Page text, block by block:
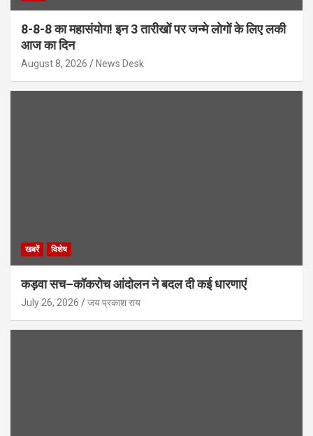
8-8-8 का महासंयोग! इन 3 तारीखों पर जन्मे लोगों के लिए लकी
आज का दिन
August 8, 2026 News Desk
खबरें विशेष
कड़वा सच–कॉकरोच आंदोलन ने बदल दी कई धारणाएं
July 26, 2026 जय प्रकाश राय